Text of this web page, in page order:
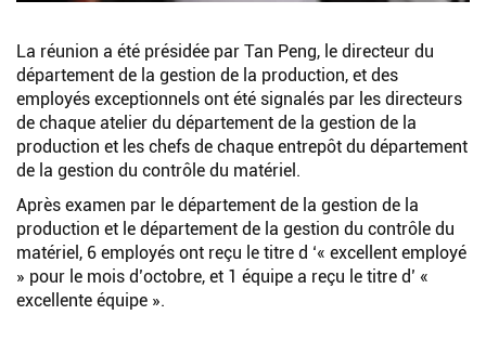
La réunion a été présidée par Tan Peng, le directeur du
département de la gestion de la production, et des
employés exceptionnels ont été signalés par les directeurs
de chaque atelier du département de la gestion de la
production et les chefs de chaque entrepôt du département
de la gestion du contrôle du matériel.
Après examen par le département de la gestion de la
production et le département de la gestion du contrôle du
matériel, 6 employés ont reçu le titre d ‘« excellent employé
» pour le mois d’octobre, et 1 équipe a reçu le titre d’ «
excellente équipe ».